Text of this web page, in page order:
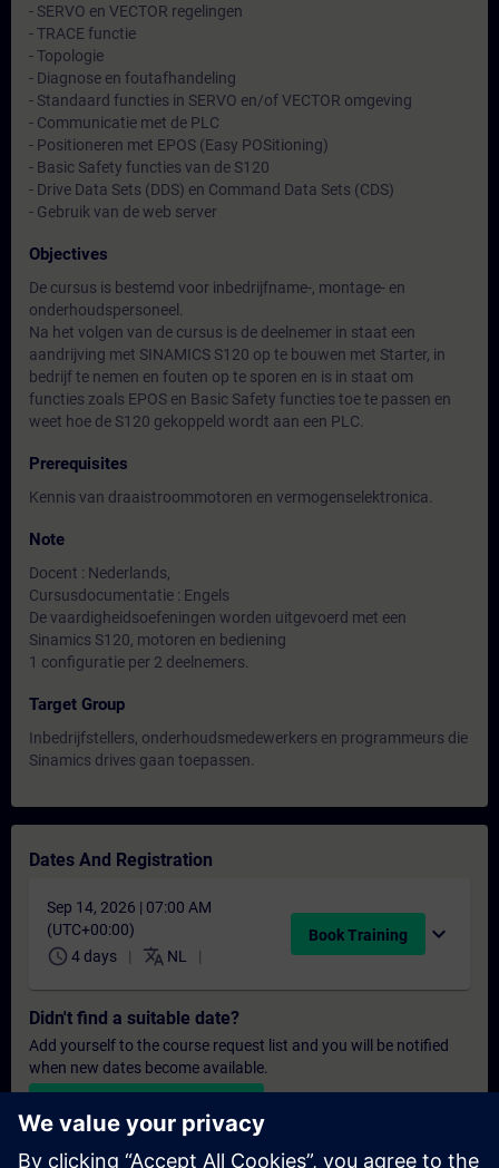
- SERVO en VECTOR regelingen
- TRACE functie
- Topologie
- Diagnose en foutafhandeling
- Standaard functies in SERVO en/of VECTOR omgeving
- Communicatie met de PLC
- Positioneren met EPOS (Easy POSitioning)
- Basic Safety functies van de S120
- Drive Data Sets (DDS) en Command Data Sets (CDS)
- Gebruik van de web server
Objectives
De cursus is bestemd voor inbedrijfname-, montage- en
onderhoudspersoneel.
Na het volgen van de cursus is de deelnemer in staat een
aandrijving met SINAMICS S120 op te bouwen met Starter, in
bedrijf te nemen en fouten op te sporen en is in staat om
functies zoals EPOS en Basic Safety functies toe te passen en
weet hoe de S120 gekoppeld wordt aan een PLC.
Prerequisites
Kennis van draaistroommotoren en vermogenselektronica.
Note
Docent : Nederlands,
Cursusdocumentatie : Engels
De vaardigheidsoefeningen worden uitgevoerd met een
Sinamics S120, motoren en bediening
1 configuratie per 2 deelnemers.
Target Group
Inbedrijfstellers, onderhoudsmedewerkers en programmeurs die
Sinamics drives gaan toepassen.
Dates And Registration
Sep 14, 2026 | 07:00 AM
(UTC+00:00)
schedule 4 days translate NL
Book Training expand_more
Didn't find a suitable date?
Add yourself to the course request list and you will be notified
when new dates become available.